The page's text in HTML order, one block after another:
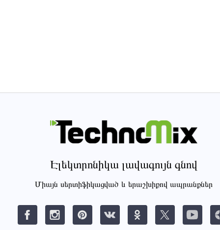
Էլեկտրոնիկա լավագույն գնով
Միայն սերտիֆիկացված և երաշխիքով ապրանքներ